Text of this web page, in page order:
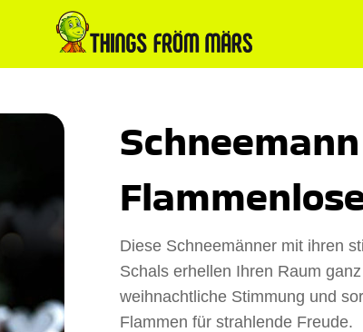
Schneemann
Diese Schneemänner mit ihren
Schals erhellen Ihren Raum
weihnachtliche Stimmung und
Flammen für strahlende Freude.